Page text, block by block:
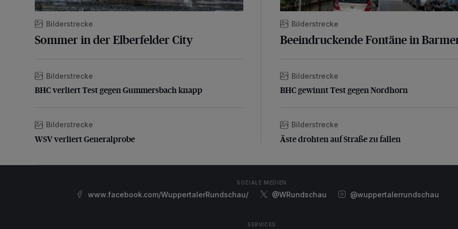
Bilderstrecke
Sommer in der Elberfelder City
BHC verliert Test gegen Gummersbach knapp
Bilderstrecke
BHC verliert Test gegen Gummersbach knapp
WSV verliert Generalprobe
Bilderstrecke
WSV verliert Generalprobe
Bilderstrecke
Beeindruckende Fontäne in
BHC gewinnt Test gegen Nordhorn
Bilderstrecke
BHC gewinnt Test gegen Nordhorn
Äste drohten auf Straße zu fallen
Bilderstrecke
Äste drohten auf Straße zu fallen
SOZIALE MEDIEN
www.facebook.com/WuppertalerRundschau/ @WRundschau @wuppertalerrundschau
SERVICES